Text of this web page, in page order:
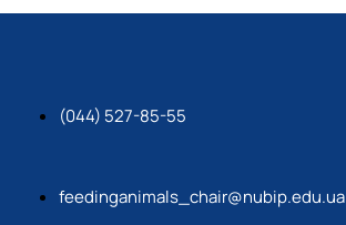
(044) 527-85-55
feedinganimals_chair@nubip.edu.ua